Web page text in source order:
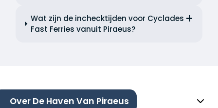
Wat zijn de inchecktijden voor Cyclades
Fast Ferries vanuit Piraeus?
Over De Haven Van Piraeus